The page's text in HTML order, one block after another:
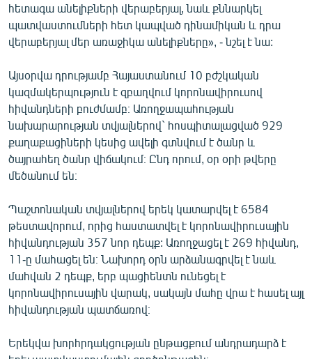
հետագա անելիքների վերաբերյալ, նաև քննարկել
պատվաստումների հետ կապված դինամիկան և դրա
վերաբերյալ մեր առաջիկա անելիքները», - նշել է նա:
Այսօրվա դրությամբ Հայաստանում 10 բժշկական
կազմակերպություն է զբաղվում կորոնավիրուսով
հիվանդների բուժմամբ։ Առողջապահության
նախարարության տվյալներով` հոսպիտալացված 929
քաղաքացիների կեսից ավելի գտնվում է ծանր և
ծայրահեղ ծանր վիճակում։ Ընդ որում, օր օրի թվերը
մեծանում են։
Պաշտոնական տվյալներով երեկ կատարվել է 6584
թեստավորում, որից հաստատվել է կորոնավիրուսային
հիվանդության 357 նոր դեպք: Առողջացել է 269 հիվանդ,
11-ը մահացել են։ Նախորդ օրն արձանագրվել է նաև
մահվան 2 դեպք, երբ պացիենտն ունեցել է
կորոնավիրուսային վարակ, սակայն մահը վրա է հասել այլ
հիվանդության պատճառով։
Երեկվա խորհրդակցության ընթացքում անդրադարձ է